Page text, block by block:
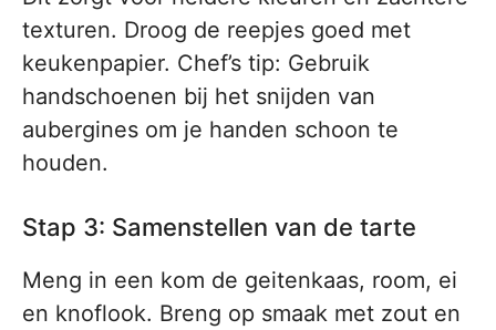
texturen. Droog de reepjes goed met
keukenpapier. Chef’s tip: Gebruik
handschoenen bij het snijden van
aubergines om je handen schoon te
houden.
Stap 3: Samenstellen van de tarte
Meng in een kom de geitenkaas, room, ei
en knoflook. Breng op smaak met zout en